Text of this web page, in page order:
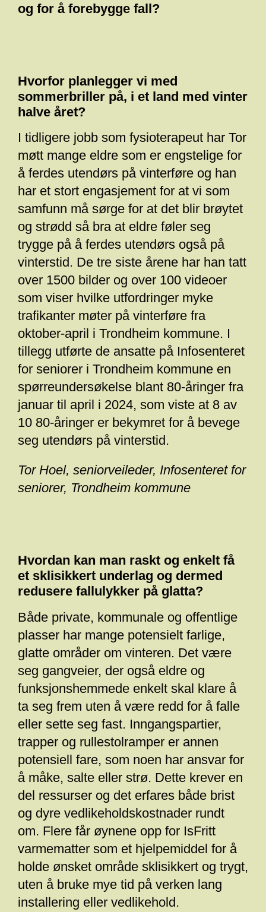
og for å forebygge fall?
Hvorfor planlegger vi med
sommerbriller på, i et land med vinter
halve året?
I tidligere jobb som fysioterapeut har Tor
møtt mange eldre som er engstelige for
å ferdes utendørs på vinterføre og han
har et stort engasjement for at vi som
samfunn må sørge for at det blir brøytet
og strødd så bra at eldre føler seg
trygge på å ferdes utendørs også på
vinterstid. De tre siste årene har han tatt
over 1500 bilder og over 100 videoer
som viser hvilke utfordringer myke
trafikanter møter på vinterføre fra
oktober-april i Trondheim kommune. I
tillegg utførte de ansatte på Infosenteret
for seniorer i Trondheim kommune en
spørreundersøkelse blant 80-åringer fra
januar til april i 2024, som viste at 8 av
10 80-åringer er bekymret for å bevege
seg utendørs på vinterstid.
Tor Hoel, seniorveileder, Infosenteret for
seniorer, Trondheim kommune
Hvordan kan man raskt og enkelt få
et sklisikkert underlag og dermed
redusere fallulykker på glatta?
Både private, kommunale og offentlige
plasser har mange potensielt farlige,
glatte områder om vinteren. Det være
seg gangveier, der også eldre og
funksjonshemmede enkelt skal klare å
ta seg frem uten å være redd for å falle
eller sette seg fast. Inngangspartier,
trapper og rullestolramper er annen
potensiell fare, som noen har ansvar for
å måke, salte eller strø. Dette krever en
del ressurser og det erfares både brist
og dyre vedlikeholdskostnader rundt
om. Flere får øynene opp for IsFritt
varmematter som et hjelpemiddel for å
holde ønsket område sklisikkert og trygt,
uten å bruke mye tid på verken lang
installering eller vedlikehold.